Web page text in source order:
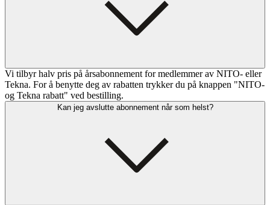
Vi tilbyr halv pris på årsabonnement for medlemmer av NITO- eller
Tekna. For å benytte deg av rabatten trykker du på knappen "NITO-
og Tekna rabatt" ved bestilling.
Kan jeg avslutte abonnement når som helst?